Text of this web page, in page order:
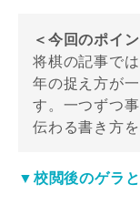
＜今回のポイ
将棋の記事で
年の捉え方が
す。一つずつ
伝わる書き方
▼校閲後のゲラ